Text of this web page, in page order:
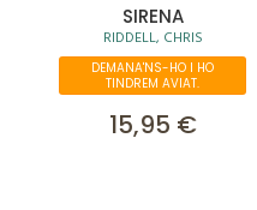
SIRENA
RIDDELL, CHRIS
DEMANA'NS-HO I HO
TINDREM AVIAT.
15,95 €